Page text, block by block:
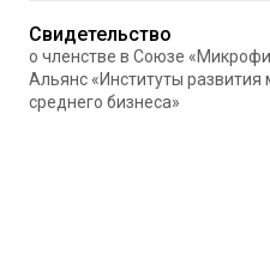
Свидетельство
о членстве в Союзе
Альянс «Институты развития
среднего бизнеса»